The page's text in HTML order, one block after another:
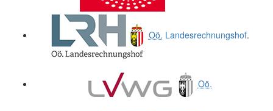
Oö. Landesrechnungshof.
Oö.